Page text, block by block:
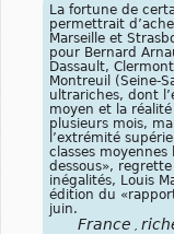
La fortune de
permettrait
Marseille et
pour Bernard
Dassault,
Montreuil (Seine-
ultrariches, dont
moyen et la
plusieurs mois,
l’extrémité
classes
dessous»,
inégalités, Louis
édition du
juin.
France